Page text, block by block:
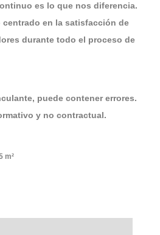
es lo que nos diferencia.
centrado en la satisfacción de
durante todo el proceso de
puede contener errores.
y no contractual.
m²